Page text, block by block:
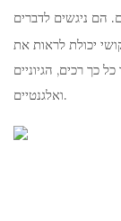
הם ניגשים לדברים
יכולת לראות את
כך רכים, הגיוניים
ואלגנטיים.